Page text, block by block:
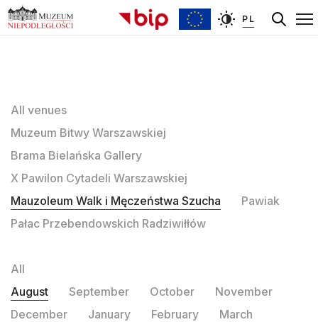
PL
All venues
Muzeum Bitwy Warszawskiej
Brama Bielańska Gallery
X Pawilon Cytadeli Warszawskiej
Mauzoleum Walk i Męczeństwa Szucha
Pawiak
Pałac Przebendowskich Radziwiłłów
All
August
September October
November
December
January February
March